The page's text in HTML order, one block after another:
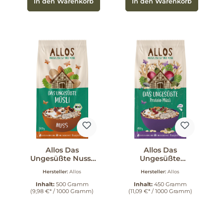
Allos Das
Ungesüßte Nuss-
Hersteller: Allos
Inhalt: 500 Gramm
(9,98 €* / 1000 Gramm)
Allos Das
Ungesüßte
g
Hersteller: Allos
Inhalt: 450 Gramm
(11,09 €* / 1000 Gramm)